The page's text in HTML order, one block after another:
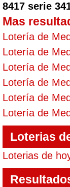
8417 serie
Mas
Lotería de
Lotería de
Lotería de
Lotería de
Lotería de
Lotería de
Loterias
Loterias de